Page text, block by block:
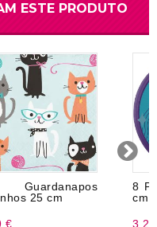
ESTE PRODUTO
25 cm
€
8
cm